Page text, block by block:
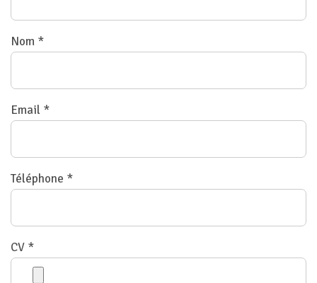
Nom *
Email *
Téléphone *
CV *